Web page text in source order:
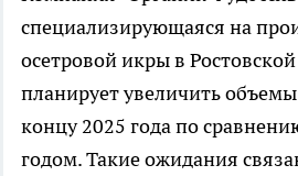
специализирующаяся на
осетровой икры в
планирует увеличить
концу 2025 года по
годом. Такие ожидания